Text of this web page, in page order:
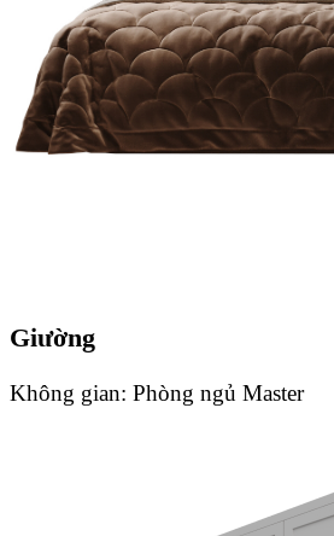
Giường
Không gian: Phòng ngủ Master